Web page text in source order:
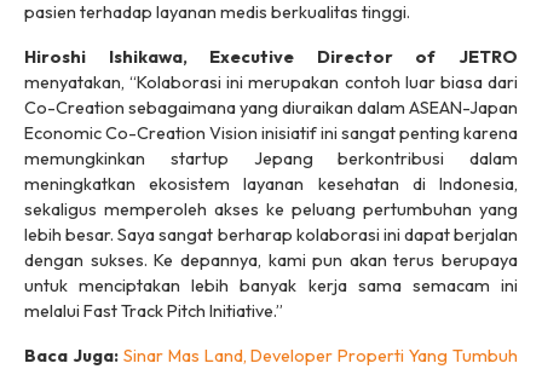
pasien terhadap layanan medis berkualitas tinggi.
Hiroshi Ishikawa, Executive Director of JETRO
menyatakan, “Kolaborasi ini merupakan contoh luar biasa dari
Co-Creation sebagaimana yang diuraikan dalam ASEAN-Japan
Economic Co-Creation Vision inisiatif ini sangat penting karena
memungkinkan startup Jepang berkontribusi dalam
meningkatkan ekosistem layanan kesehatan di Indonesia,
sekaligus memperoleh akses ke peluang pertumbuhan yang
lebih besar. Saya sangat berharap kolaborasi ini dapat berjalan
dengan sukses. Ke depannya, kami pun akan terus berupaya
untuk menciptakan lebih banyak kerja sama semacam ini
melalui Fast Track Pitch Initiative.”
Baca Juga: Sinar Mas Land, Developer Properti Yang Tumbuh